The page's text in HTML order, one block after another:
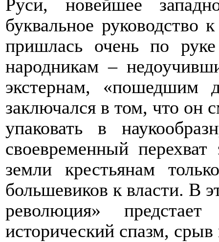
Руси, новейшее
буквальное руководство
пришлась очень по
народникам –
экстернам, «пошедшим
заключался в том, что он
упаковать в
своевременный перехват
земли крестьянам
большевиков к власти. В
революция»
исторический спазм, срыв